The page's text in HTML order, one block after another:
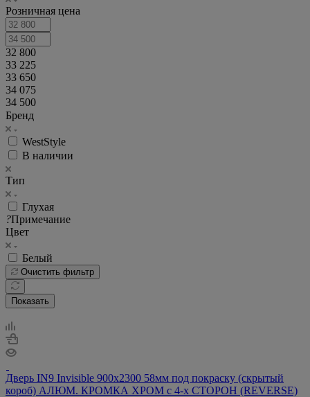
Розничная цена
32 800
33 225
33 650
34 075
34 500
Бренд
WestStyle
В наличии
Тип
Глухая
?Примечание
Цвет
Белый
Очистить фильтр
Показать
Дверь IN9 Invisible 900х2300 58мм под покраску (скрытый
короб) АЛЮМ. КРОМКА ХРОМ с 4-х СТОРОН (REVERSE)